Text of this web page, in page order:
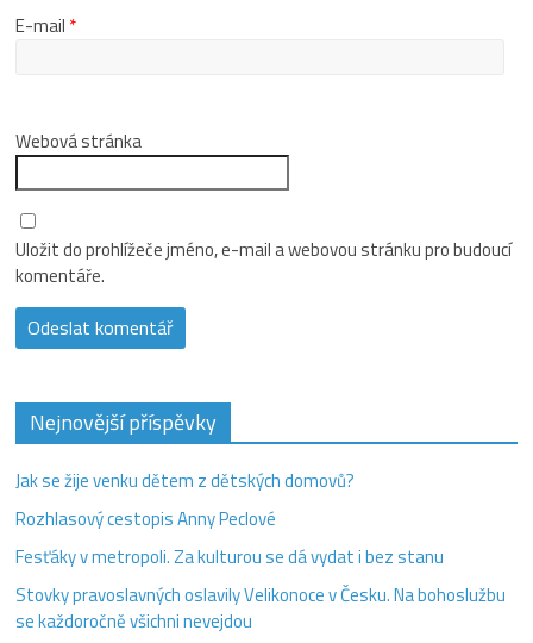
E-mail *
Webová stránka
Uložit do prohlížeče jméno, e-mail a webovou stránku pro budoucí
komentáře.
Nejnovější příspěvky
Jak se žije venku dětem z dětských domovů?
Rozhlasový cestopis Anny Peclové
Fesťáky v metropoli. Za kulturou se dá vydat i bez stanu
Stovky pravoslavných oslavily Velikonoce v Česku. Na bohoslužbu
se každoročně všichni nevejdou